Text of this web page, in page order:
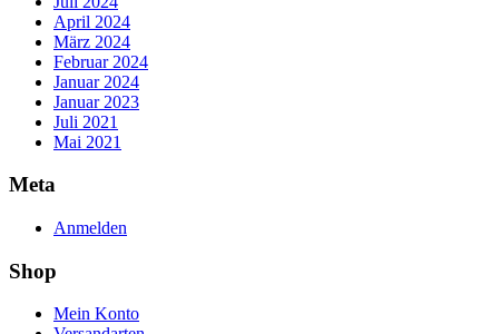
April 2024
März 2024
Februar 2024
Januar 2024
Januar 2023
Juli 2021
Mai 2021
Meta
Anmelden
Shop
Mein Konto